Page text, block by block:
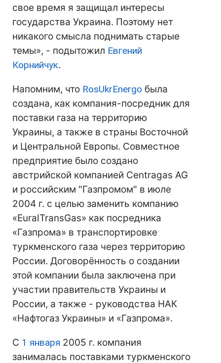
свое время я защищал интересы
государства Украина. Поэтому нет
никакого смысла поднимать старые
темы», - подытожил Евгений
Корнийчук.
Напомним, что RosUkrEnergo была
создана, как компания-посредник для
поставки газа на территорию
Украины, а также в страны Восточной
и Центральной Европы. Совместное
предприятие было создано
австрийской компанией Centragas AG
и российским "Газпромом" в июле
2004 г. с целью заменить компанию
«EuralTransGas» как посредника
«Газпрома» в транспортировке
туркменского газа через территорию
России. Договорённость о создании
этой компании была заключена при
участии правительств Украины и
России, а также - руководства НАК
«Нафтогаз Украины» и «Газпрома».
С 1 января 2005 г. компания
занималась поставками туркменского